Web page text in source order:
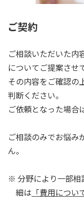
ご契約
ご相談いただいた内
についてご提案させ
その内容をご確認の
判断ください。
ご依頼となった場合
ご相談のみでお悩み
ん。
分野により一部
細は 「費用につい